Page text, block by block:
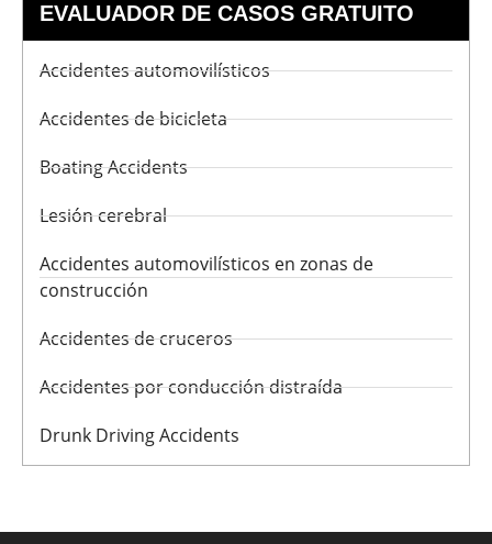
EVALUADOR DE CASOS GRATUITO
Accidentes automovilísticos
Accidentes de bicicleta
Boating Accidents
Lesión cerebral
Accidentes automovilísticos en zonas de
construcción
Accidentes de cruceros
Accidentes por conducción distraída
Drunk Driving Accidents